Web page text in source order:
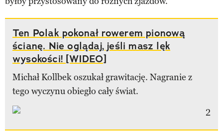
Ten Polak pokonał rowerem pionową
ścianę. Nie oglądaj, jeśli masz lęk
wysokości! [WIDEO]
Michał Kollbek oszukał grawitację. Nagranie z
tego wyczynu obiegło cały świat.